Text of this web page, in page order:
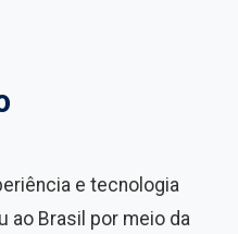
e tecnologia
ao Brasil por meio da